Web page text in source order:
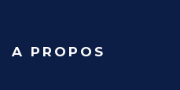
A PROPOS